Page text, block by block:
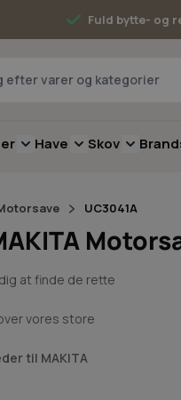
Fuld bytte- og
Robotplæneklippere
Toggle submenu for
Have Toggle submenu
Skov Toggle
UC3041A
at finde de rette
vores store
til MAKITA